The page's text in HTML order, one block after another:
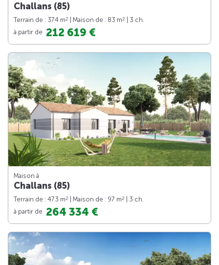
Challans (85)
Terrain de : 374 m2 | Maison de : 83 m2
| 3 ch.
à partir de 212 619 €
Maison à
Challans (85)
Terrain de : 473 m2 | Maison de : 97 m2
| 3 ch.
à partir de 264 334 €